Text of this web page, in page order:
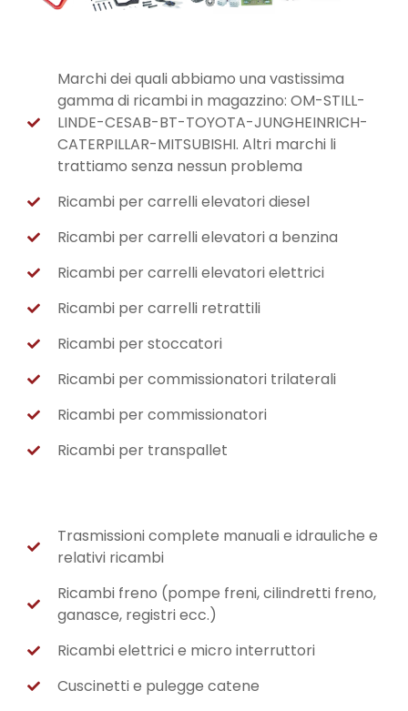
Marchi dei quali abbiamo una vastissima
gamma di ricambi in magazzino: OM-STILL-
LINDE-CESAB-BT-TOYOTA-JUNGHEINRICH-
CATERPILLAR-MITSUBISHI. Altri marchi li
trattiamo senza nessun problema
Ricambi per carrelli elevatori diesel
Ricambi per carrelli elevatori a benzina
Ricambi per carrelli elevatori elettrici
Ricambi per carrelli retrattili
Ricambi per stoccatori
Ricambi per commissionatori trilaterali
Ricambi per commissionatori
Ricambi per transpallet
Trasmissioni complete manuali e idrauliche e
relativi ricambi
Ricambi freno (pompe freni, cilindretti freno,
ganasce, registri ecc.)
Ricambi elettrici e micro interruttori
Cuscinetti e pulegge catene